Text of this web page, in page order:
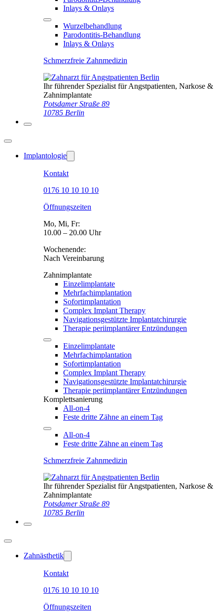
Inlays & Onlays
Wurzelbehandlung
Parodontitis-Behandlung
Inlays & Onlays
Schmerzfreie Zahnmedizin
Ihr führender Spezialist für Angstpatienten, Narkose &
Zahnimplantate
Potsdamer Straße 89
10785 Berlin
Implantologie
Kontakt
0176 10 10 10 10
Öffnungszeiten
Mo, Mi, Fr:
10.00 – 20.00 Uhr
Wochenende:
Nach Vereinbarung
Zahnimplantate
Einzelimplantate
Mehrfachimplantation
Sofortimplantation
Complex Implant Therapy
Navigationsgestützte Implantatchirurgie
Therapie periimplantärer Entzündungen
Einzelimplantate
Mehrfachimplantation
Sofortimplantation
Complex Implant Therapy
Navigationsgestützte Implantatchirurgie
Therapie periimplantärer Entzündungen
Komplettsanierung
All-on-4
Feste dritte Zähne an einem Tag
All-on-4
Feste dritte Zähne an einem Tag
Schmerzfreie Zahnmedizin
Ihr führender Spezialist für Angstpatienten, Narkose &
Zahnimplantate
Potsdamer Straße 89
10785 Berlin
Zahnästhetik
Kontakt
0176 10 10 10 10
Öffnungszeiten